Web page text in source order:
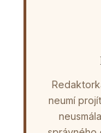
neumí